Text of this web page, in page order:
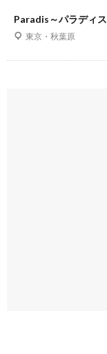
Paradis～パラディ
東京・秋葉原